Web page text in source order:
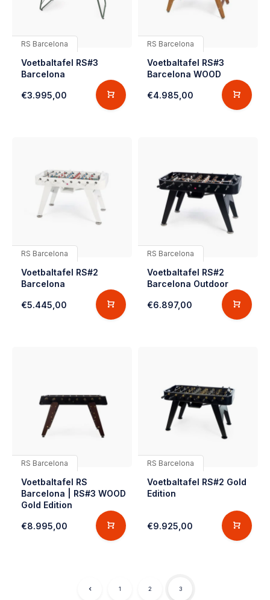
RS Barcelona
Voetbaltafel RS#3
Barcelona
€3.995,00
RS Barcelona
Voetbaltafel RS#3
Barcelona WOOD
€4.985,00
RS Barcelona
Voetbaltafel RS#2
Barcelona
€5.445,00
RS Barcelona
Voetbaltafel RS#2
Barcelona Outdoor
€6.897,00
RS Barcelona
Voetbaltafel RS
Barcelona | RS#3 WOOD
Gold Edition
€8.995,00
RS Barcelona
Voetbaltafel RS#2 Gold
Edition
€9.925,00
1 2 3